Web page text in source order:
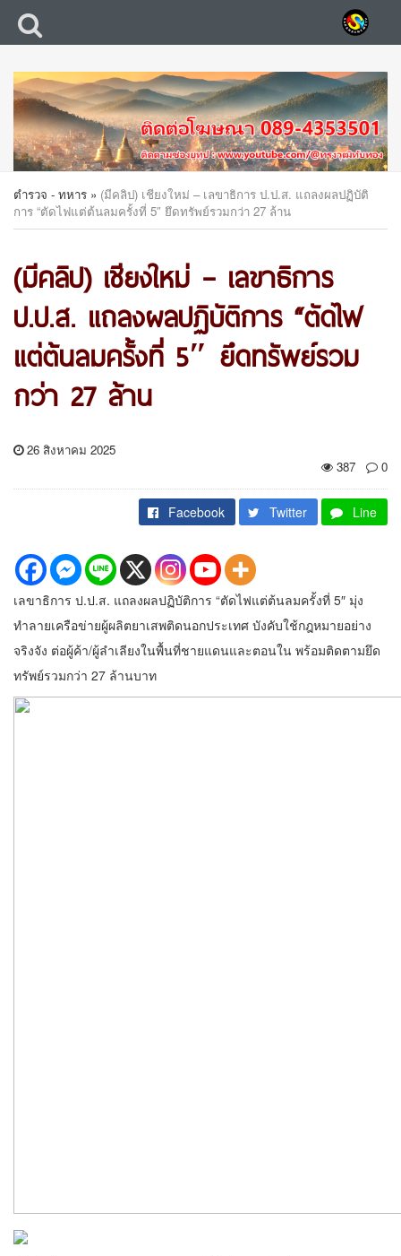
ตำรวจ - ทหาร » (มีคลิป) เชียงใหม่ – เลขาธิการ ป.ป.ส. แถลงผลปฏิบัติ
การ “ตัดไฟแต่ต้นลมครั้งที่ 5″ ยึดทรัพย์รวมกว่า 27 ล้าน
(มีคลิป) เชียงใหม่ – เลขาธิการ
ป.ป.ส. แถลงผลปฏิบัติการ “ตัดไฟ
แต่ต้นลมครั้งที่ 5″ ยึดทรัพย์รวม
กว่า 27 ล้าน
26 สิงหาคม 2025
387
0
Facebook Twitter Line
เลขาธิการ ป.ป.ส. แถลงผลปฏิบัติการ “ตัดไฟแต่ต้นลมครั้งที่ 5″ มุ่ง
ทำลายเครือข่ายผู้ผลิตยาเสพติดนอกประเทศ บังคับใช้กฎหมายอย่าง
จริงจัง ต่อผู้ค้า/ผู้ลำเลียงในพื้นที่ชายแดนและตอนใน พร้อมติดตามยึด
ทรัพย์รวมกว่า 27 ล้านบาท